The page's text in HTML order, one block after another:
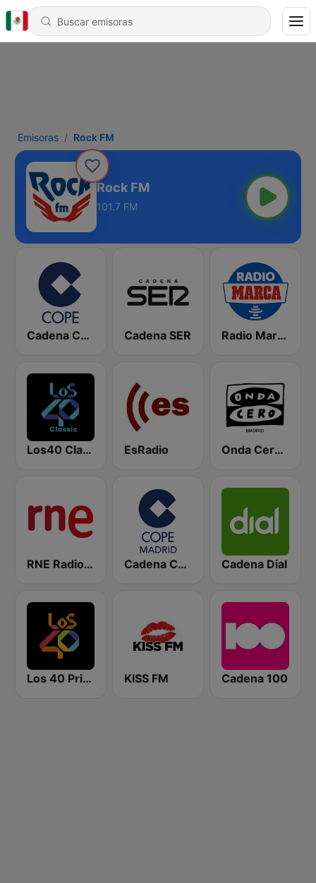
Emisoras Rock FM
Rock FM
101.7 FM
Cadena COPE Cadena SER Radio Marca Nacional
Los40 Classic EsRadio Onda Cero Madrid
RNE Radio Nacional Cadena COPE Madrid Cadena Dial
Los 40 Principales KISS FM Cadena 100